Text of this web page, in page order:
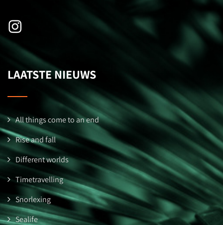
LAATSTE NIEUWS
All things come to an end
Rise and fall
Different worlds
Timetravelling
Snorlexing
Sealife